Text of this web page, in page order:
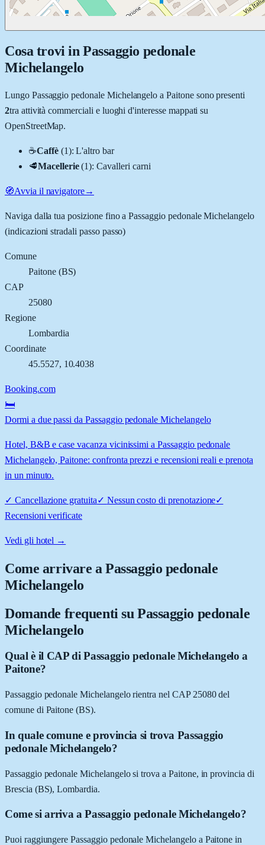
Cosa trovi in Passaggio pedonale
Michelangelo
Lungo Passaggio pedonale Michelangelo aPaitonesono presenti
2tra attività commerciali e luoghi d'interesse mappati su
OpenStreetMap.
☕Caffè (1):L'altro bar
🥩Macellerie (1):Cavalleri carni
🧭Avvia il navigatore→
Naviga dalla tua posizione fino aPassaggio pedonale Michelangelo
(indicazioni stradali passo passo)
Comune
Paitone(BS)
CAP
25080
Regione
Lombardia
Coordinate
45.5527, 10.4038
Booking.com
🛏️
Dormi a due passi da Passaggio pedonale Michelangelo
Hotel, B&B e case vacanza vicinissimi a Passaggio pedonale
Michelangelo, Paitone: confronta prezzi e recensioni reali e prenota
in un minuto.
✓ Cancellazione gratuita✓ Nessun costo di prenotazione✓
Recensioni verificate
Vedi gli hotel →
Come arrivare aPassaggio pedonale
Michelangelo
Domande frequenti su Passaggio pedonale
Michelangelo
Qual è il CAP di Passaggio pedonale Michelangelo a
Paitone?
Passaggio pedonale Michelangelo rientra nel CAP 25080 del
comune di Paitone (BS).
In quale comune e provincia si trova Passaggio
pedonale Michelangelo?
Passaggio pedonale Michelangelo si trova a Paitone, in provincia di
Brescia (BS), Lombardia.
Come si arriva a Passaggio pedonale Michelangelo?
Puoi raggiungere Passaggio pedonale Michelangelo a Paitone in